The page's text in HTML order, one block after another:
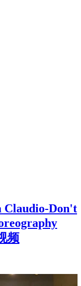
Claudio-Don't
频